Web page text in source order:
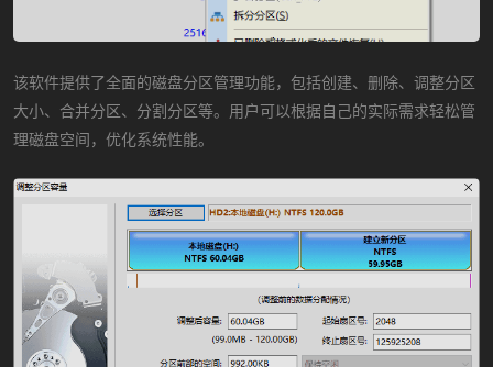
该软件提供了全面的磁盘分区管理功能，包括创建、删除、调整分区
大小、合并分区、分割分区等。用户可以根据自己的实际需求轻松管
理磁盘空间，优化系统性能。